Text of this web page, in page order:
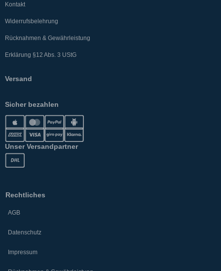
Kontakt
Widerrufsbelehrung
Rücknahmen & Gewährleistung
Erklärung §12 Abs. 3 UStG
Versand
Sicher bezahlen
Unser Versandpartner
Rechtliches
AGB
Datenschutz
Impressum